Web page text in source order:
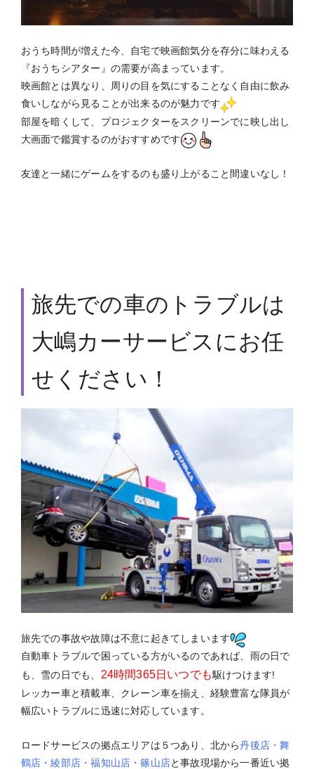
おうち時間が増えた今、自宅で映画館気分を存分に味わえる
『おうちシアター』の需要が高まっています。
映画館とは異なり、周りの目を気にすることなく自由に飲み
食いしながら見ることが出来るのが魅力です
部屋を暗くして、プロジェクターをスクリーンでに映し出し
大画面で鑑賞するのがおすすめです
友達と一緒にゲームをするのも盛り上がること間違いなし！
旅先での車のトラブルは
大嶋カーサービスにお任
せください！
旅先での事故や故障は不意に起きてしまいます
自動車トラブルで困っている方がいるのであれば、雨の日で
も、雪の日でも、 24時間365日いつでも駆けつけます!
レッカー車と積載車、クレーン車を揃え、経験豊富な隊員が
幅広いトラブルに迅速に対応しています。
ロードサービスの拠点エリアは５つあり、北から丹後店・舞
鶴店・綾部店・福知山店・篠山店と事故現場から一番近い拠